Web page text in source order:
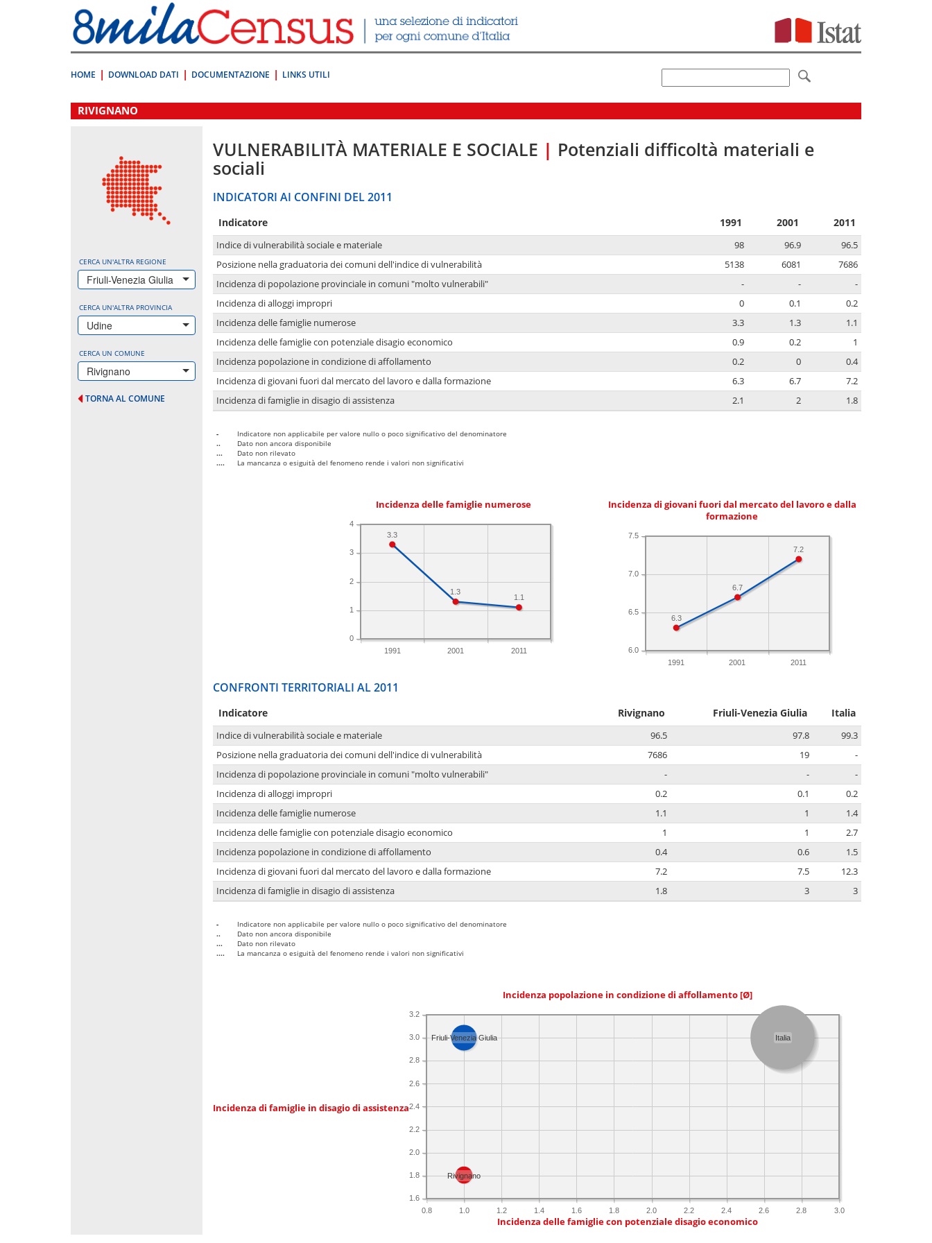
direttamente
a:
Contenuto
HOME DOWNLOAD DATI DOCUMENTAZIONE LINKS UTILI
.
RIVIGNANO
CERCA UN'ALTRA REGIONE
Friuli-Venezia Giulia
CERCA UN'ALTRA PROVINCIA
Udine
CERCA UN COMUNE
Rivignano
TORNA AL COMUNE
VULNERABILITÀ MATERIALE E SOCIALE | Potenziali difficoltà materiali e
sociali
INDICATORI AI CONFINI DEL 2011
Indicatore 1991 2001 2011
Indice di vulnerabilità sociale e materiale 98 96.9
96.5
Posizione nella graduatoria dei comuni dell'indice di vulnerabilità
5138 6081
7686
Incidenza di popolazione provinciale in comuni "molto vulnerabili"
- -
-
Incidenza di alloggi impropri
0 0.1
0.2
Incidenza delle famiglie numerose
3.3 1.3
1.1
Incidenza delle famiglie con potenziale disagio economico
0.9 0.2
1
Incidenza popolazione in condizione di affollamento
0.2 0
0.4
Incidenza di giovani fuori dal mercato del lavoro e dalla formazione
6.3 6.7
7.2
Incidenza di famiglie in disagio di assistenza
2.1 2 1.8
-
Indicatore non applicabile per valore nullo o poco significativo del denominatore
..
Dato non ancora disponibile
...
Dato non rilevato
....
La mancanza o esiguità del fenomeno rende i valori non significativi
Incidenza delle famiglie numerose
1991 2001 2011
0
1
2
3
4
1.1
1.3
3.3
Incidenza di giovani fuori dal mercato del lavoro e dalla
formazione
1991 2001 2011
6.0
6.5
7.0
7.5
7.2
6.7
6.3
CONFRONTI TERRITORIALI AL 2011
Indicatore Rivignano Friuli-Venezia Giulia Italia
Indice di vulnerabilità sociale e materiale 96.5 97.8
99.3
Posizione nella graduatoria dei comuni dell'indice di vulnerabilità
7686 19
-
Incidenza di popolazione provinciale in comuni "molto vulnerabili"
- -
-
Incidenza di alloggi impropri
0.2 0.1
0.2
Incidenza delle famiglie numerose
1.1 1
1.4
Incidenza delle famiglie con potenziale disagio economico
1 1
2.7
Incidenza popolazione in condizione di affollamento
0.4 0.6
1.5
Incidenza di giovani fuori dal mercato del lavoro e dalla formazione
7.2 7.5
12.3
Incidenza di famiglie in disagio di assistenza
1.8 3 3
-
Indicatore non applicabile per valore nullo o poco significativo del denominatore
..
Dato non ancora disponibile
...
Dato non rilevato
....
La mancanza o esiguità del fenomeno rende i valori non significativi
Incidenza popolazione in condizione di affollamento [Ø]
Incidenza di famiglie in disagio di assistenza
0.8 1.0 1.2 1.4 1.6 1.8 2.0 2.2 2.4 2.6 2.8 3.0
1.6
1.8
2.0
2.2
2.4
2.6
2.8
3.0
3.2
Italia
Friuli-Venezia Giulia
Rivignano
Incidenza delle famiglie con potenziale disagio economico